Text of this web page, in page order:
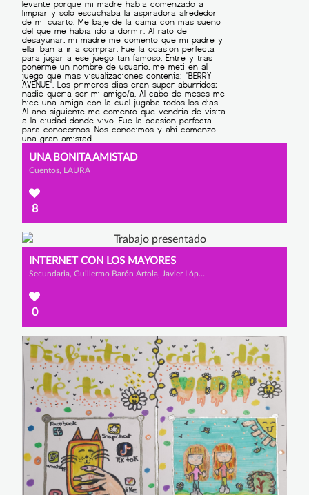
UNA BONITA AMISTAD
Cuentos, LAURA
8
INTERNET CON LOS MAYORES
Secundaria, Guillermo Barón Artola, Javier López Sánchez y Macarena Valbuena Martínez
0